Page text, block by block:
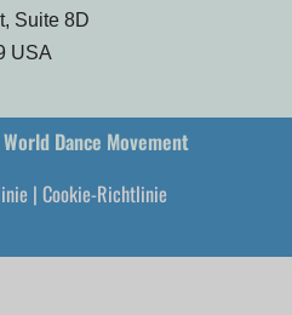
Suite 8D
USA
Dance Movement
| Cookie-Richtlinie